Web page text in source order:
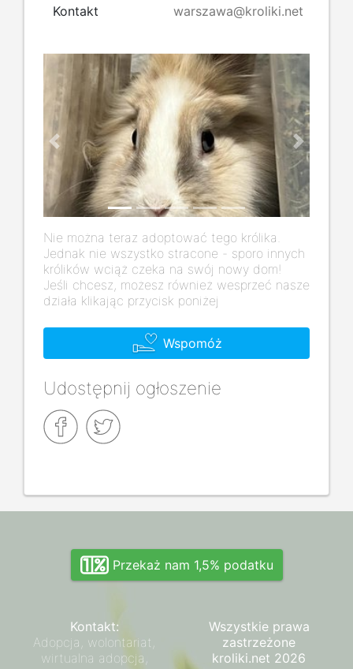
Kontakt warszawa@kroliki.net
Previous Next
Nie można teraz adoptować tego królika.
Jednak nie wszystko stracone - sporo innych
królików wciąż czeka na swój nowy dom!
Jeśli chcesz, możesz również wesprzeć nasze
działa klikając przycisk poniżej
Wspomóż
Udostępnij ogłoszenie
Przekaż nam 1,5% podatku
Kontakt:
Adopcja, wolontariat,
wirtualna adopcja,
Wszystkie prawa
zastrzeżone
kroliki.net 2026